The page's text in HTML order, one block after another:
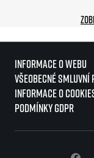
Informace o webu
Všeobecné smluvní
Informace o
Podmínky GDPR